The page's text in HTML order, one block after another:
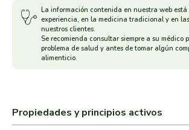
La información contenida en nuestra web
experiencia, en la medicina tradicional y en
nuestros clientes.
Se recomienda consultar siempre a su médico
problema de salud y antes de tomar algún
alimenticio.
Propiedades y principios activos
arrasate
artemis
auma adhy